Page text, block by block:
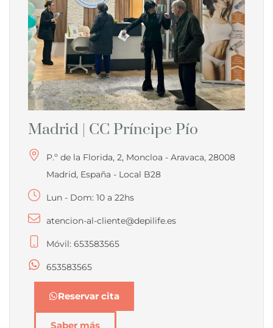
Madrid | CC Príncipe Pío
P.º de la Florida, 2, Moncloa - Aravaca, 28008
Madrid, España - Local B28
Lun - Dom: 10 a 22hs
atencion-al-cliente@depilife.es
Móvil: 653583565
653583565
Reservar cita
Saber más